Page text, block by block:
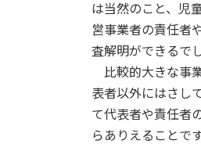
は当然のこと、児
営事業者の責任者
査解明ができるで
比較的大きな事
表者以外にはさし
て代表者や責任者
らありえることです